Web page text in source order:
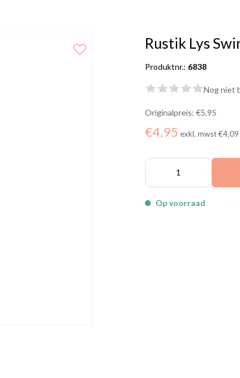
Rustik Lys
Produktnr.: 6838
Nog niet
Originalpreis:€5,95
€4,95 exkl. mwst€4,09
Op voorraad